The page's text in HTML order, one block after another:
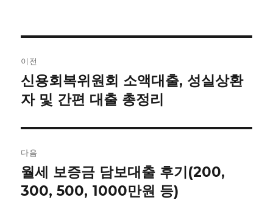
내
비
게
이
션
이전
이
전
신용회복위원회 소액대출, 성실상환
자 및 간편 대출 총정리
다음
다
음
월세 보증금 담보대출 후기(200,
300, 500, 1000만원 등)